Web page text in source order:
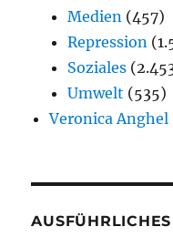
Medien (457)
Repression
Soziales
Umwelt (535)
Veronica Anghel